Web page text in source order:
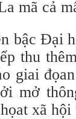
mã cả
bậc Đại
thu
giai
mở
xã hội